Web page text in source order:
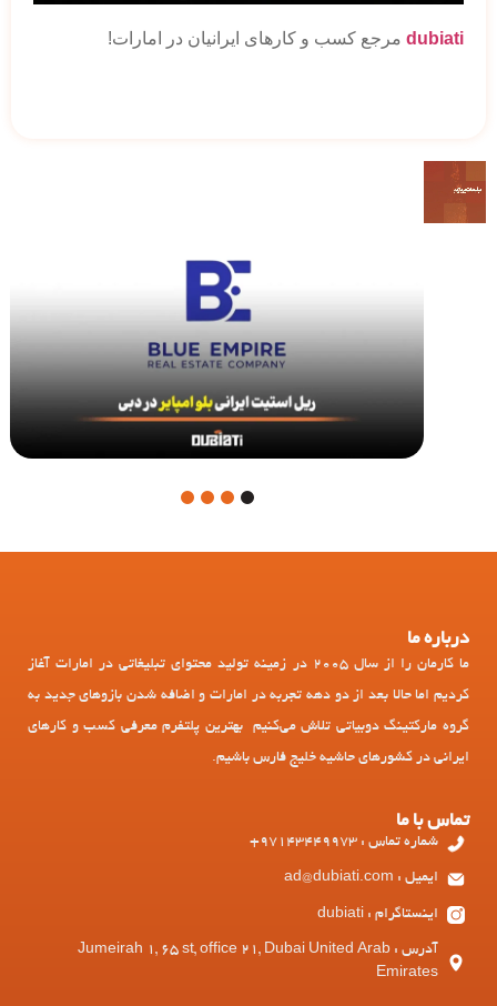
dubiati مرجع کسب و کارهای ایرانیان در امارات!
1
درباره ما
ما کارمان را از سال 2005 در زمینه تولید محتوای تبلیغاتی در امارات آغاز
کردیم اما حالا بعد از دو دهه تجربه در امارات و اضافه شدن بازوهای جدید به
گروه مارکتینگ دوبیاتی تلاش می‌کنیم بهترین پلتفرم معرفی کسب و کارهای
ایرانی در کشورهای حاشیه خلیج فارس باشیم.
تماس با ما
شماره تماس : 97143449973+
ایمیل : ad@dubiati.com
اینستاگرام : dubiati
آدرس : Jumeirah 1, 65 st, office 21, Dubai United Arab
Emirates